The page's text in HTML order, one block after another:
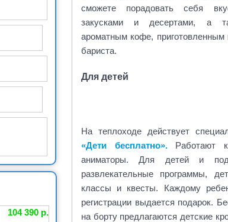
сможете порадовать себя
закусками и десертами, а
ароматным кофе,
бариста.
Для детей
На теплоходе действует
«Дети бесплатно».Работают
аниматоры. Для детей и
развлекательные программы,
классы и квесты. Каждому
регистрации выдается подарок.
на борту предлагаются детские
104 390 р.